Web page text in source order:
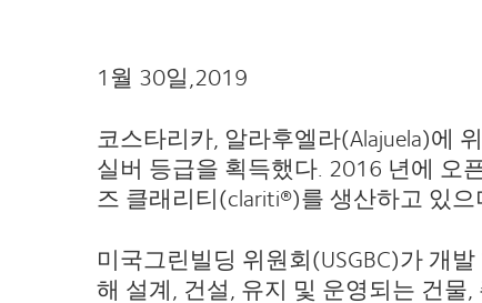
1월 30일,2019
코스타리카, 알라후엘라(Alajuela)에
실버 등급을 획득했다. 2016 년에 오
즈 클래리티(clariti®)를 생산하고 있
미국그린빌딩 위원회(USGBC)가 개
해 설계, 건설, 유지 및 운영되는 건